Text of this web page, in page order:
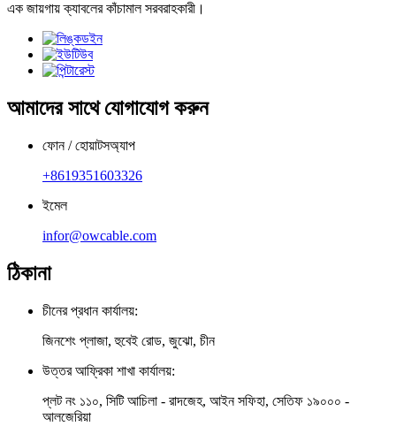
এক জায়গায় ক্যাবলের কাঁচামাল সরবরাহকারী।
আমাদের সাথে যোগাযোগ করুন
ফোন / হোয়াটসঅ্যাপ
+8619351603326
ইমেল
infor@owcable.com
ঠিকানা
চীনের প্রধান কার্যালয়:
জিনশেং প্লাজা, হুবেই রোড, জুঝো, চীন
উত্তর আফ্রিকা শাখা কার্যালয়:
প্লট নং ১১০, সিটি আচিলা - রাদজেহ, আইন সফিহা, সেতিফ ১৯০০০ -
আলজেরিয়া